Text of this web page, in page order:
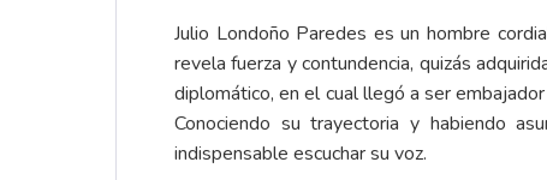
Julio Londoño Paredes es un hombre
revela fuerza y contundencia, quizás
diplomático, en el cual llegó a ser
Conociendo su trayectoria y habiendo
indispensable escuchar su voz.